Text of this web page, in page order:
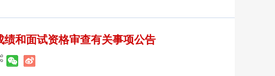
和面试资格审查有关事项公告